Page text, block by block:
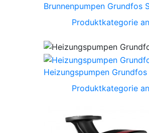
Brunnenpumpen Grundfos
Produktkategorie
Heizungspumpen Grundfos
Produktkategorie